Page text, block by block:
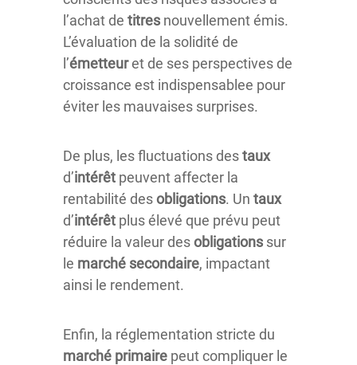
l’achat de titres nouvellement émis.
L’évaluation de la solidité de
l’émetteuret de ses perspectives de
croissance est indispensablee pour
éviter les mauvaises surprises.
De plus, les fluctuations destaux
d’intérêt peuvent affecter la
rentabilité desobligations. Un taux
d’intérêt plus élevé que prévu peut
réduire la valeur desobligations sur
le marché secondaire, impactant
ainsi le rendement.
Enfin, la réglementation stricte du
marché primaire peut compliquer le